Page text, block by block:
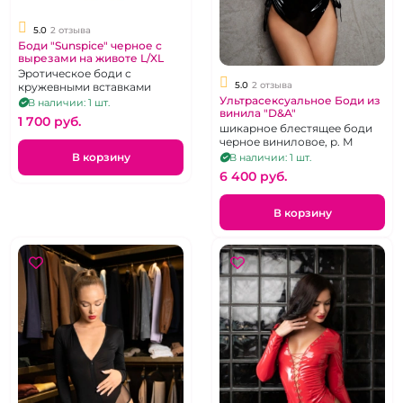
5.0 2 отзыва
Боди "Sunspice" черное с
вырезами на животе L/XL
Эротическое боди с
кружевными вставками
В наличии: 1 шт.
1 700 pуб.
В корзину
5.0 2 отзыва
Ультрасексуальное Боди из
винила "D&A"
шикарное блестящее боди
черное виниловое, р. М
В наличии: 1 шт.
6 400 pуб.
В корзину